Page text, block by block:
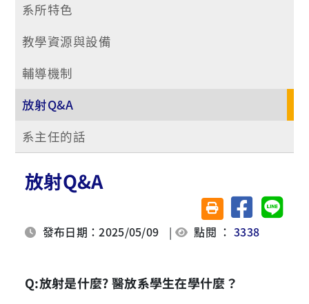
系所特色
教學資源與設備
輔導機制
放射Q&A
系主任的話
放射Q&A
友善列印(另開視窗)
分享至臉書分享
發布日期：2025/05/09 | 點閱 ：3338
Q:放射是什麼?醫放系學生在學什麼？